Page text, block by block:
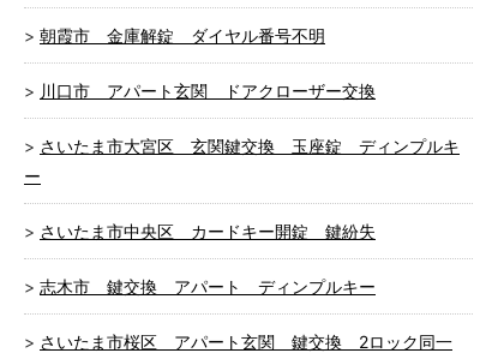
朝霞市 金庫解錠 ダイヤル番号不明
川口市 アパート玄関 ドアクローザー交換
さいたま市大宮区 玄関鍵交換 玉座錠 ディンプルキ
ー
さいたま市中央区 カードキー開錠 鍵紛失
志木市 鍵交換 アパート ディンプルキー
さいたま市桜区 アパート玄関 鍵交換 2ロック同一